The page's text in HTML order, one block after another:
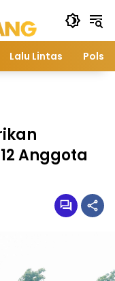
Lalu Lintas
Anggota